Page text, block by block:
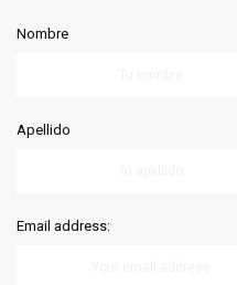
Nombre
Apellido
Email address: